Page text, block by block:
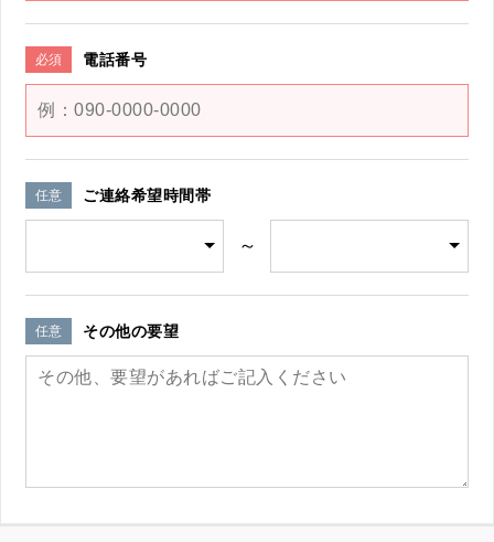
必須 電話番号
任意 ご連絡希望時間帯
～
任意 その他の要望